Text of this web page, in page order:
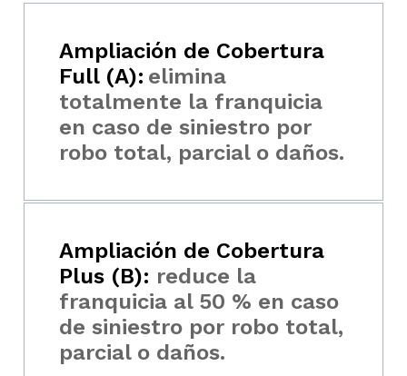
Ampliación de Cobertura
Full (A): elimina
totalmente la franquicia
en caso de siniestro por
robo total, parcial o daños.
Ampliación de Cobertura
Plus (B): reduce la
franquicia al 50 % en caso
de siniestro por robo total,
parcial o daños.